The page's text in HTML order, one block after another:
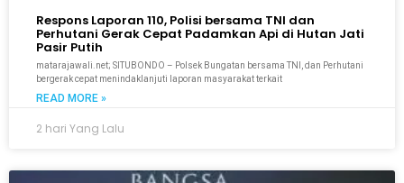
Respons Laporan 110, Polisi bersama TNI dan
Perhutani Gerak Cepat Padamkan Api di Hutan Jati
Pasir Putih
matarajawali.net; SITUBONDO – Polsek Bungatan bersama TNI, dan Perhutani
bergerak cepat menindaklanjuti laporan masyarakat terkait
READ MORE »
2 hari Yang Lalu